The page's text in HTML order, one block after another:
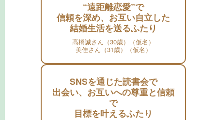
“遠距離恋愛”で
信頼を深め、お互い自立した
結婚生活を送るふたり
高橋誠さん（30歳）（仮名）
美佳さん（31歳）（仮名）
SNSを通じた読書会で
出会い、お互いへの尊重と信頼
で
目標を叶えるふたり